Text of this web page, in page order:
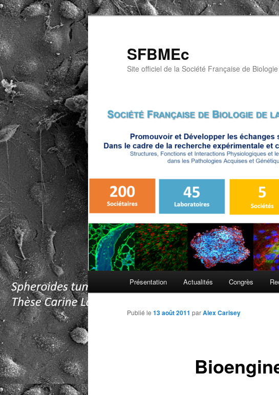
Aller
au
contenu
principal
SFBMEc
Site officiel de la Société Française de
Présentation Actualités Congrès
Publié le 13 août 2011 parAlex Carisey